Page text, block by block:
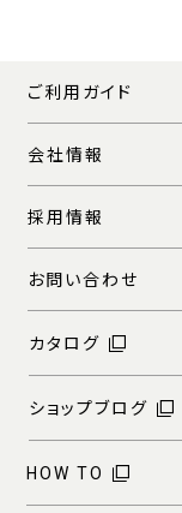
ご利用ガイド
会社情報
採用情報
お問い合わせ
カタログ
ショップブログ
HOW TO